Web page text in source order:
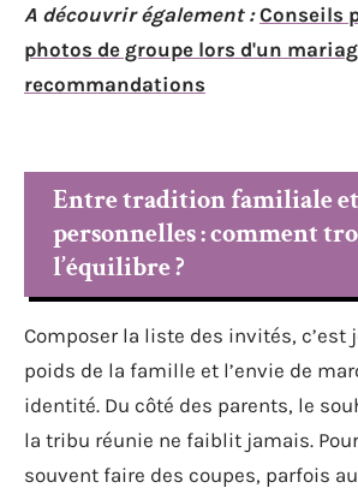
A découvrir également : Conseils
photos de groupe lors d'un
recommandations
Entre tradition familiale
personnelles : comment
l’équilibre ?
Composer la liste des invités, c’est
poids de la famille et l’envie de
identité. Du côté des parents, le
la tribu réunie ne faiblit jamais.
souvent faire des coupes, parfois